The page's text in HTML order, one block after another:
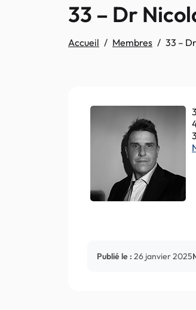
33 – Dr
Accueil Membres 33 –
Publié le : 26 janvier 2025